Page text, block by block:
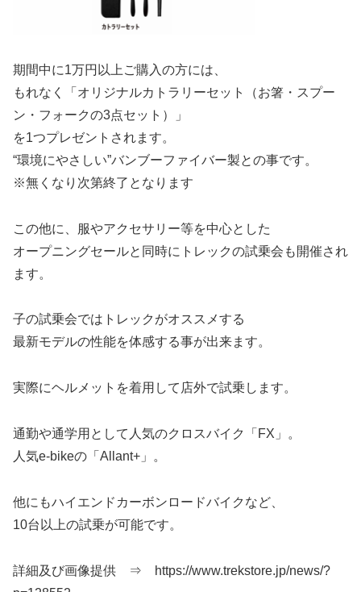
期間中に1万円以上ご購入の方には、
もれなく「オリジナルカトラリーセット（お箸・スプー
ン・フォークの3点セット）」
を1つプレゼントされます。
“環境にやさしい”バンブーファイバー製との事です。
※無くなり次第終了となります
この他に、服やアクセサリー等を中心とした
オープニングセールと同時にトレックの試乗会も開催され
ます。
子の試乗会ではトレックがオススメする
最新モデルの性能を体感する事が出来ます。
実際にヘルメットを着用して店外で試乗します。
通勤や通学用として人気のクロスバイク「FX」。
人気e-bikeの「Allant+」。
他にもハイエンドカーボンロードバイクなど、
10台以上の試乗が可能です。
詳細及び画像提供 ⇒ https://www.trekstore.jp/news/?